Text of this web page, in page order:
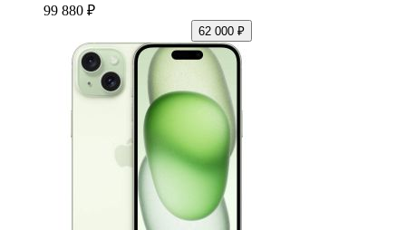
99 880 ₽
62 000 ₽